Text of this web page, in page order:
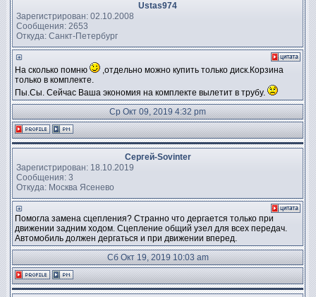
Ustas974
Зарегистрирован: 02.10.2008
Сообщения: 2653
Откуда: Санкт-Петербург
На сколько помню
,отдельно можно купить только диск.Корзина
только в комплекте.
Пы.Сы. Сейчас Ваша экономия на комплекте вылетит в трубу.
Ср Окт 09, 2019 4:32 pm
Сергей-Sovinter
Зарегистрирован: 18.10.2019
Сообщения: 3
Откуда: Москва Ясенево
Помогла замена сцепления? Странно что дергается только при
движении задним ходом. Сцепление общий узел для всех передач.
Автомобиль должен дергаться и при движении вперед.
Сб Окт 19, 2019 10:03 am